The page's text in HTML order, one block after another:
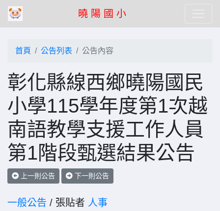
曉 陽 國 小
首頁 公告列表 公告內容
彰化縣線西鄉曉陽國民
小學115學年度第1次越
南語教學支援工作人員
第1階段甄選結果公告
上一則公告 下一則公告
一般公告 / 張貼者 人事